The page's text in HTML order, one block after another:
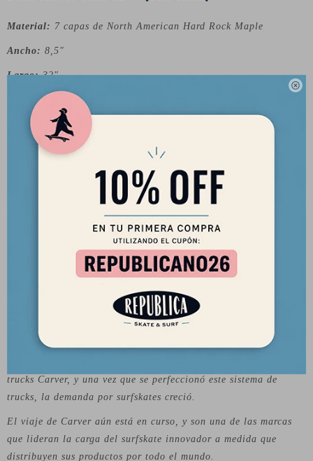

Material: 7 capas de North American Hard Rock Maple
Ancho: 8,5"
Largo:32"
Wheelbase: 15,375"
Lija: Incluída - Logotipo
Sobre la marca:
Carver es una marca estadounidense de patinetas que se ha
inspirado mucho en el mundo del surf. Su objetivo es producir
surfskates de alta calidad, así como piezas y accesorios
individuales necesarios para surfear en las calles. Los surfskates
de Carver vienen en diferentes tamaños y estilos, que van desde
el aspecto de la vieja escuela de los años 60 hasta los diseños
La primera patineta Carver se diseñó en 1995 cuando dos
surfistas, Greg Falk y Neil Carver, diseñaron una tabla que
replicaba la sensación de surf que tenían en las olas de
trucks Carver, y una vez que se perfeccionó este sistema de
trucks, la demanda por surfskates creció.
El viaje de Carver aún está en curso, y son una de las marcas
que lideran la carga del surfskate innovador a medida que
distribuyen sus productos por todo el mundo.